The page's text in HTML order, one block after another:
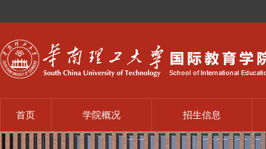
首页 学院概况 招生信息